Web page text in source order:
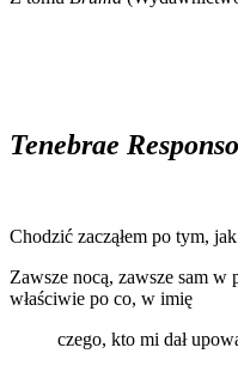
Tenebrae
Chodzić zacząłem po tym,
Zawsze nocą, zawsze sam
właściwie po co, w imię
czego, kto mi dał